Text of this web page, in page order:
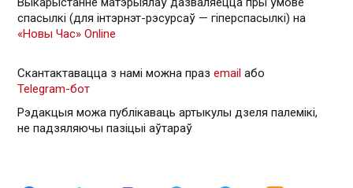
спасылкі (для інтэрнэт-рэсурсаў — гiперспасылкi) на
«Новы Час» Online
Скантактавацца з намі можна праз email або
Telegram-бот
Рэдакцыя можа публікаваць артыкулы дзеля палемікі,
не падзяляючы пазіцыі аўтараў